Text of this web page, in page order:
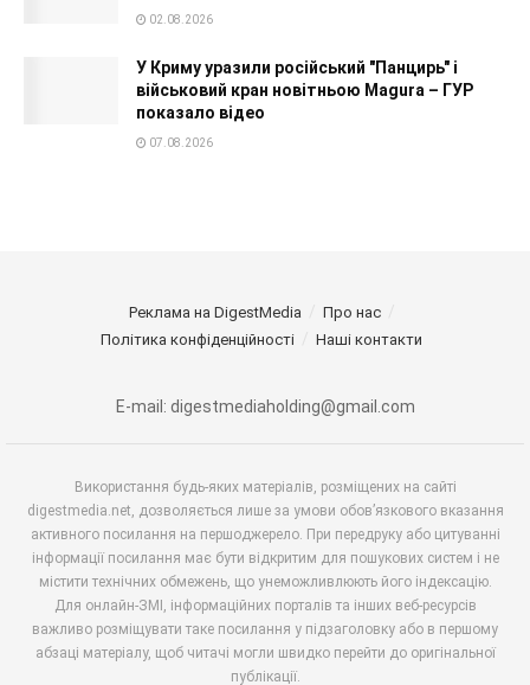
02.08.2026
У Криму уразили російський "Панцирь" і
військовий кран новітньою Magura – ГУР
показало відео
07.08.2026
Реклама на DigestMedia
Про нас
Політика конфіденційності
Наші контакти
E-mail: digestmediaholding@gmail.com
Використання будь-яких матеріалів, розміщених на сайті
digestmedia.net, дозволяється лише за умови обов’язкового вказання
активного посилання на першоджерело. При передруку або цитуванні
інформації посилання має бути відкритим для пошукових систем і не
містити технічних обмежень, що унеможливлюють його індексацію.
Для онлайн-ЗМІ, інформаційних порталів та інших веб-ресурсів
важливо розміщувати таке посилання у підзаголовку або в першому
абзаці матеріалу, щоб читачі могли швидко перейти до оригінальної
публікації.